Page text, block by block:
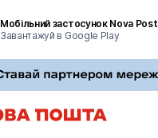
Мобільний застосунок Nova Post
Завантажуй в Google Play